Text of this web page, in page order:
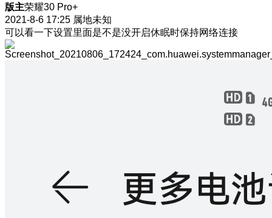
版主荣耀30 Pro+
2021-8-6 17:25 属地未知
可以看一下设置里面是不是没开启休眠时保持网络连接